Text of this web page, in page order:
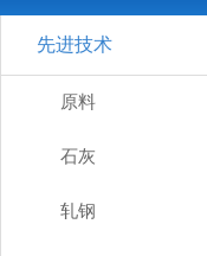
先进技术
原料
石灰
轧钢